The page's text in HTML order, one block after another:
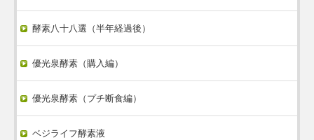
酵素八十八選（半年経過後）
優光泉酵素（購入編）
優光泉酵素（プチ断食編）
ベジライフ酵素液